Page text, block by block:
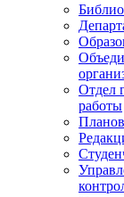
Отдел
работы